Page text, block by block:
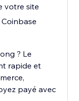
votre site
? Le
rapide et
payé avec